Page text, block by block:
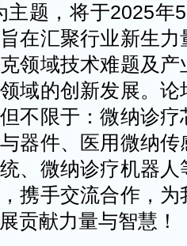
主题，将于2025年5
在汇聚行业新生
领域技术难题及
域的创新发展。
不限于：微纳诊
器件、医用微纳
、微纳诊疗机器
携手交流合作，
贡献力量与智慧！